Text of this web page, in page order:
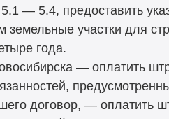
— 5.4, предоставить
участки для
года.
— оплатить
договор, — оплатить